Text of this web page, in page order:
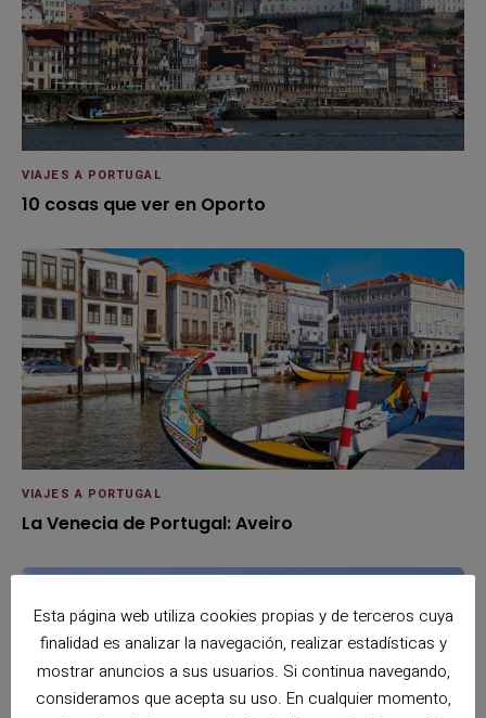
VIAJES A PORTUGAL
10 cosas que ver en Oporto
VIAJES A PORTUGAL
La Venecia de Portugal: Aveiro
Esta página web utiliza cookies propias y de terceros cuya
finalidad es analizar la navegación, realizar estadísticas y
mostrar anuncios a sus usuarios. Si continua navegando,
consideramos que acepta su uso. En cualquier momento,